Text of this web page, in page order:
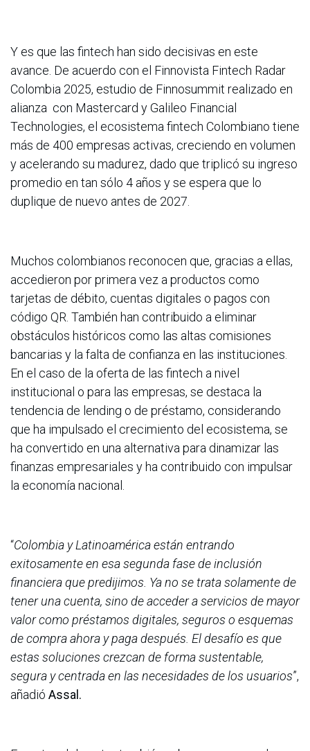
Y es que las fintech han sido decisivas en este
avance. De acuerdo con el Finnovista Fintech Radar
Colombia 2025, estudio de Finnosummit realizado en
alianza con Mastercard y Galileo Financial
Technologies, el ecosistema fintech Colombiano tiene
más de 400 empresas activas, creciendo en volumen
y acelerando su madurez, dado que triplicó su ingreso
promedio en tan sólo 4 años y se espera que lo
duplique de nuevo antes de 2027.
Muchos colombianos reconocen que, gracias a ellas,
accedieron por primera vez a productos como
tarjetas de débito, cuentas digitales o pagos con
código QR. También han contribuido a eliminar
obstáculos históricos como las altas comisiones
bancarias y la falta de confianza en las instituciones.
En el caso de la oferta de las fintech a nivel
institucional o para las empresas, se destaca la
tendencia de lending o de préstamo, considerando
que ha impulsado el crecimiento del ecosistema, se
ha convertido en una alternativa para dinamizar las
finanzas empresariales y ha contribuido con impulsar
la economía nacional.
“Colombia y Latinoamérica están entrando
exitosamente en esa segunda fase de inclusión
financiera que predijimos. Ya no se trata solamente de
tener una cuenta, sino de acceder a servicios de mayor
valor como préstamos digitales, seguros o esquemas
de compra ahora y paga después. El desafío es que
estas soluciones crezcan de forma sustentable,
segura y centrada en las necesidades de los usuarios”,
añadió Assal.